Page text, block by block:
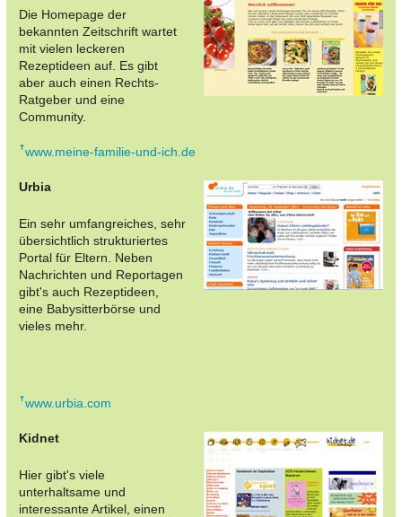
Die Homepage der
bekannten Zeitschrift wartet
mit vielen leckeren
Rezeptideen auf. Es gibt
aber auch einen Rechts-
Ratgeber und eine
Community.
www.meine-familie-und-ich.de
Urbia
Ein sehr umfangreiches, sehr
übersichtlich strukturiertes
Portal für Eltern. Neben
Nachrichten und Reportagen
gibt's auch Rezeptideen,
eine Babysitterbörse und
vieles mehr.
www.urbia.com
Kidnet
Hier gibt's viele
unterhaltsame und
interessante Artikel, einen